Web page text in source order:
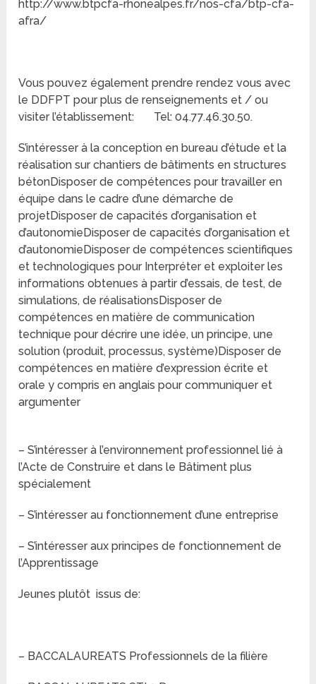
http://www.btpcfa-rhonealpes.fr/nos-cfa/btp-cfa-
afra/
Vous pouvez également prendre rendez vous avec
le DDFPT pour plus de renseignements et / ou
visiter l’établissement: Tel: 04.77.46.30.50.
S’intéresser à la conception en bureau d’étude et la
réalisation sur chantiers de bâtiments en structures
bétonDisposer de compétences pour travailler en
équipe dans le cadre d’une démarche de
projetDisposer de capacités d’organisation et
d’autonomieDisposer de capacités d’organisation et
d’autonomieDisposer de compétences scientifiques
et technologiques pour Interpréter et exploiter les
informations obtenues à partir d’essais, de test, de
simulations, de réalisationsDisposer de
compétences en matière de communication
technique pour décrire une idée, un principe, une
solution (produit, processus, système)Disposer de
compétences en matière d’expression écrite et
orale y compris en anglais pour communiquer et
argumenter
– S’intéresser à l’environnement professionnel lié à
l’Acte de Construire et dans le Bâtiment plus
spécialement
– S’intéresser au fonctionnement d’une entreprise
– S’intéresser aux principes de fonctionnement de
l’Apprentissage
Jeunes plutôt issus de:
– BACCALAUREATS Professionnels de la filière